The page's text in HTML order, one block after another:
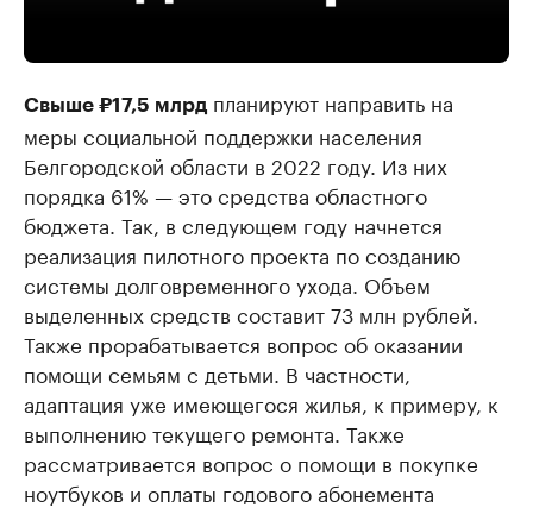
Свыше ₽17,5 млрд планируют направить на
меры социальной поддержки населения
Белгородской области в 2022 году. Из них
порядка 61% — это средства областного
бюджета. Так, в следующем году начнется
реализация пилотного проекта по созданию
системы долговременного ухода. Объем
выделенных средств составит 73 млн рублей.
Также прорабатывается вопрос об оказании
помощи семьям с детьми. В частности,
адаптация уже имеющегося жилья, к примеру, к
выполнению текущего ремонта. Также
рассматривается вопрос о помощи в покупке
ноутбуков и оплаты годового абонемента